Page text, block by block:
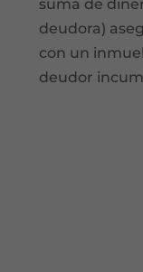
suma de
deudora)
con un
deudor